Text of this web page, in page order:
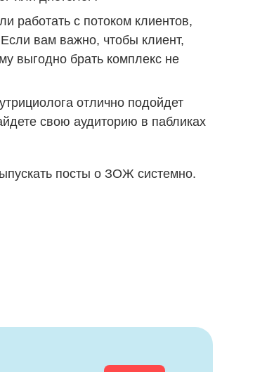
работать с потоком клиентов,
вам важно, чтобы клиент,
выгодно брать комплекс не
отлично подойдет
свою аудиторию в пабликах
посты о ЗОЖ системно.